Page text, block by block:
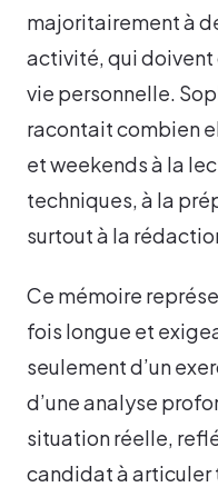
majoritairement à
activité, qui
vie personnelle.
racontait combien
et weekends à la
techniques, à la
surtout à la
Ce mémoire
fois longue et
seulement d’un
d’une analyse
situation réelle,
candidat à articuler